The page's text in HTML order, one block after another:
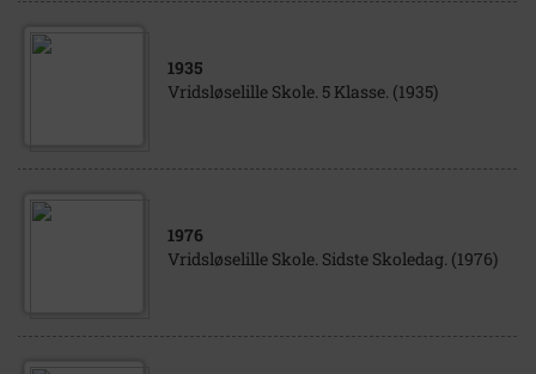
1935
Vridsløselille Skole. 5 Klasse. (1935)
1976
Vridsløselille Skole. Sidste Skoledag. (1976)